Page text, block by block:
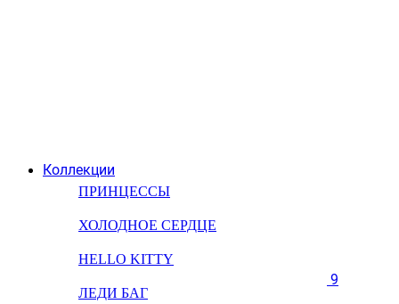
Коллекции
ПРИНЦЕССЫ
ХОЛОДНОЕ СЕРДЦЕ
HELLO KITTY
ЛЕДИ БАГ
9